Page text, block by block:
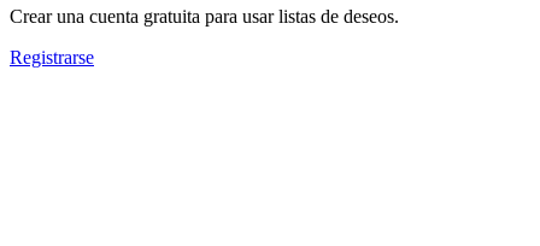
Crear una cuenta gratuita para usar listas de deseos.
Registrarse